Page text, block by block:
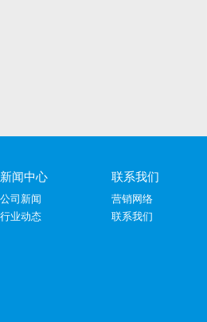
新闻中心
公司新闻
行业动态
联系我们
营销网络
联系我们